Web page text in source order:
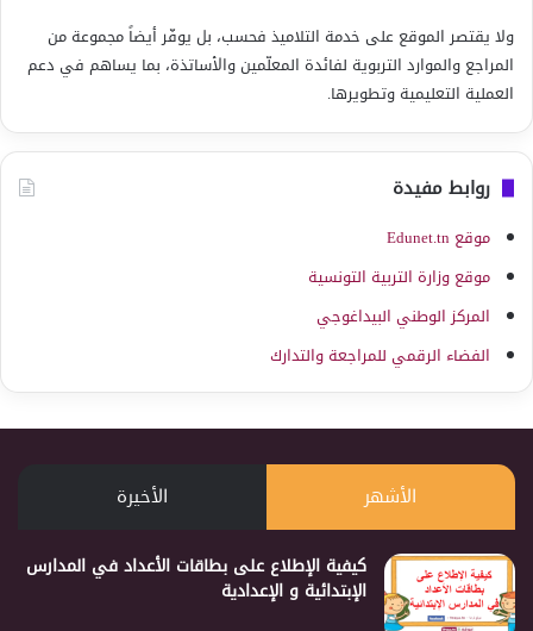
ولا يقتصر الموقع على خدمة التلاميذ فحسب، بل يوفّر أيضاً مجموعة من
المراجع والموارد التربوية لفائدة المعلّمين والأساتذة، بما يساهم في دعم
العملية التعليمية وتطويرها.
روابط مفيدة
موقع Edunet.tn
موقع وزارة التربية التونسية
المركز الوطني البيداغوجي
الفضاء الرقمي للمراجعة والتدارك
الأشهر الأخيرة
كيفية الإطلاع على بطاقات الأعداد في المدارس
الإبتدائية و الإعدادية